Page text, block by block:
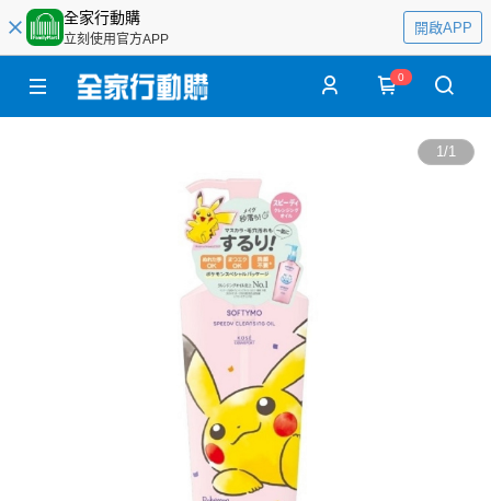
全家行動購
立刻使用官方APP
開啟APP
0
1/1